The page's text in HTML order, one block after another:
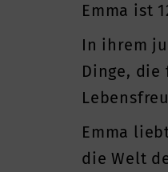
Emma ist
In ihrem
Dinge,
Emma
die Welt